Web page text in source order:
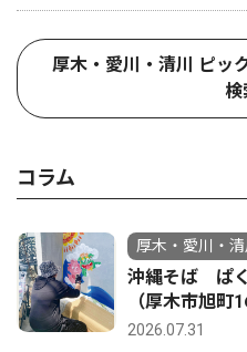
厚木・愛川・清川 ピッ
検
コラム
厚木・愛川・清
沖縄そば ぱ
（厚木市旭
2026.07.31